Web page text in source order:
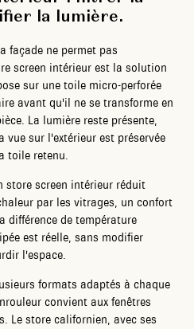
la lumière.
façade ne permet pas
screen intérieur est la solution
sur une toile micro-perforée
avant qu'il ne se transforme en
La lumière reste présente,
sur l'extérieur est préservée
toile retenu.
store screen intérieur réduit
par les vitrages, un confort
différence de température
est réelle, sans modifier
l'espace.
formats adaptés à chaque
convient aux fenêtres
Le store californien, avec ses